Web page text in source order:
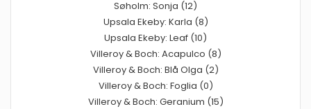
Søholm: Sonja (12)
Upsala Ekeby: Karla (8)
Upsala Ekeby: Leaf (10)
Villeroy & Boch: Acapulco (8)
Villeroy & Boch: Blå Olga (2)
Villeroy & Boch: Foglia (0)
Villeroy & Boch: Geranium (15)